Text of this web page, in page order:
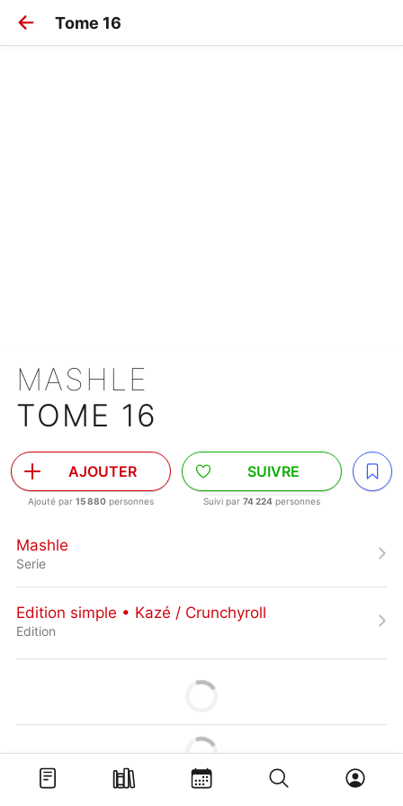
Tome 16
MASHLE
TOME 16
AJOUTER
Ajouté par 15 880 personnes
SUIVRE
Suivi par 74 224 personnes
Mashle
Serie
Edition simple • Kazé / Crunchyroll
Edition